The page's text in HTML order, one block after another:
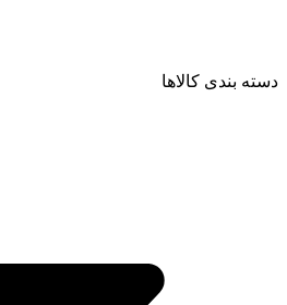
دسته بندی کالاها